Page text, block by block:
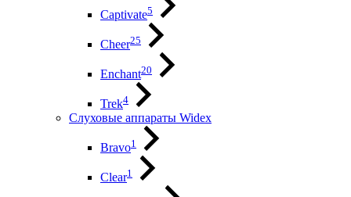
Captivate5
Cheer25
Enchant20
Trek4
Слуховые аппараты Widex
Bravo1
Clear1